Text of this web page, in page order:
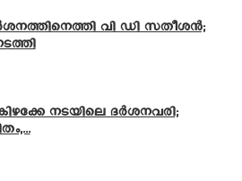
വി ഡി സതീശൻ;
നടയിലെ ദർശനവരി;